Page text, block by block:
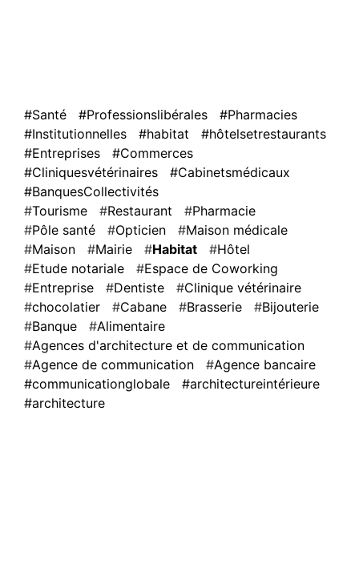
#Santé #Professionslibérales
#Pharmacies
#Institutionnelles
#habitat
#hôtelsetrestaurants
#Entreprises
#Commerces
#Cliniquesvétérinaires
#Cabinetsmédicaux
#BanquesCollectivités
Tourisme
Restaurant
Pharmacie
Pôle santé
Opticien
Maison médicale
Maison
Mairie Habitat
Hôtel
Etude notariale
Espace de Coworking
Entreprise
Dentiste
Clinique vétérinaire
chocolatier
Cabane Brasserie
Bijouterie
Banque
Alimentaire
Agences d'architecture et de communication
Agence de communication
Agence bancaire
#communicationglobale
#architectureintérieure
#architecture